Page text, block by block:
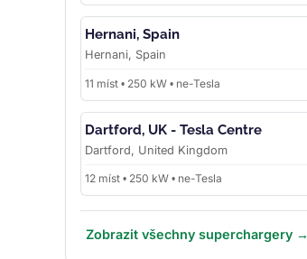
Hernani, Spain
Hernani, Spain
11 míst • 250 kW • ne-Tesla
Dartford, UK - Tesla Centre
Dartford, United Kingdom
12 míst • 250 kW • ne-Tesla
Zobrazit všechny superchargery →